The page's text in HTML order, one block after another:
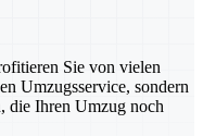
Sie von vielen
Umzugsservice, sondern
die Ihren Umzug noch